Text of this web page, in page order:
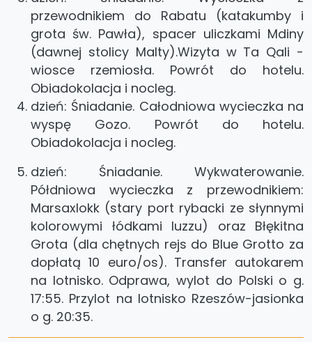
przewodnikiem do Rabatu (katakumby i
grota św. Pawła), spacer uliczkami Mdiny
(dawnej stolicy Malty).Wizyta w Ta Qali -
wiosce rzemiosła. Powrót do hotelu.
Obiadokolacja i nocleg.
dzień: Śniadanie. Całodniowa wycieczka na
wyspę Gozo. Powrót do hotelu.
Obiadokolacja i nocleg.
dzień: Śniadanie. Wykwaterowanie.
Półdniowa wycieczka z przewodnikiem:
Marsaxlokk (stary port rybacki ze słynnymi
kolorowymi łódkami luzzu) oraz Błękitna
Grota (dla chętnych rejs do Blue Grotto za
dopłatą 10 euro/os). Transfer autokarem
na lotnisko. Odprawa, wylot do Polski o g.
17:55. Przylot na lotnisko Rzeszów-jasionka
o g. 20:35.